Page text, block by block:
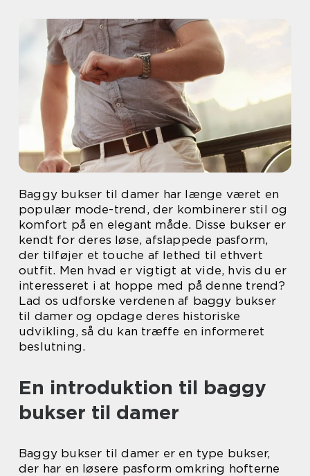
Baggy bukser til damer har længe været en
populær mode-trend, der kombinerer stil og
komfort på en elegant måde. Disse bukser er
kendt for deres løse, afslappede pasform,
der tilføjer et touche af lethed til ethvert
outfit. Men hvad er vigtigt at vide, hvis du er
interesseret i at hoppe med på denne trend?
Lad os udforske verdenen af baggy bukser
til damer og opdage deres historiske
udvikling, så du kan træffe en informeret
beslutning.
En introduktion til baggy
bukser til damer
Baggy bukser til damer er en type bukser,
der har en løsere pasform omkring hofterne